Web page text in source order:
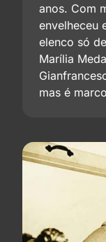
anos. Com
envelheceu
elenco só
Marília
mas é